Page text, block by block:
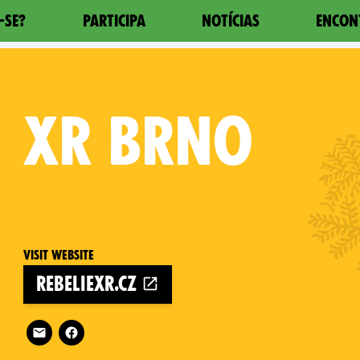
SE? PARTICIPA NOTÍCIAS
XR BRNO
Visit website
rebeliexr.cz
Follow XR Brno on
Republic on